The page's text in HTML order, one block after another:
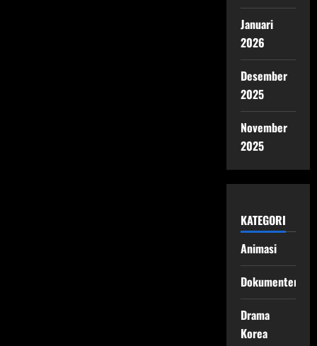
Januari
2026
Desember
2025
November
2025
KATEGORI
Animasi
Dokumenter
Drama
Korea